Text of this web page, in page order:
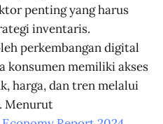
penting yang harus
inventaris.
perkembangan digital
konsumen memiliki akses
harga, dan tren melalui
Menurut